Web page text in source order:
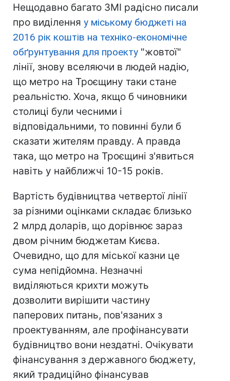
Нещодавно багато ЗМІ радісно писали
про виділення у міському бюджеті на
2016 рік коштів на техніко-економічне
обґрунтування для проекту "жовтої"
лінії, знову вселяючи в людей надію,
що метро на Троєщину таки стане
реальністю. Хоча, якщо б чиновники
столиці були чесними і
відповідальними, то повинні були б
сказати жителям правду. А правда
така, що метро на Троєщині з'явиться
навіть у найближчі 10-15 років.
Вартість будівництва четвертої лінії
за різними оцінками складає близько
2 млрд доларів, що дорівнює зараз
двом річним бюджетам Києва.
Очевидно, що для міської казни це
сума непідйомна. Незначні
виділяються крихти можуть
дозволити вирішити частину
паперових питань, пов'язаних з
проектуванням, але профінансувати
будівництво вони нездатні. Очікувати
фінансування з державного бюджету,
який традиційно фінансував